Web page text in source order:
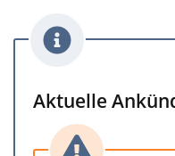
Aktuelle